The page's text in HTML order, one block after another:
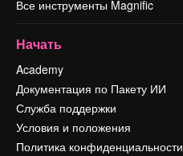
Все инструменты Magnific
Начать
Academy
Документация по Пакету ИИ
Служба поддержки
Условия и положения
Политика конфиденциальности